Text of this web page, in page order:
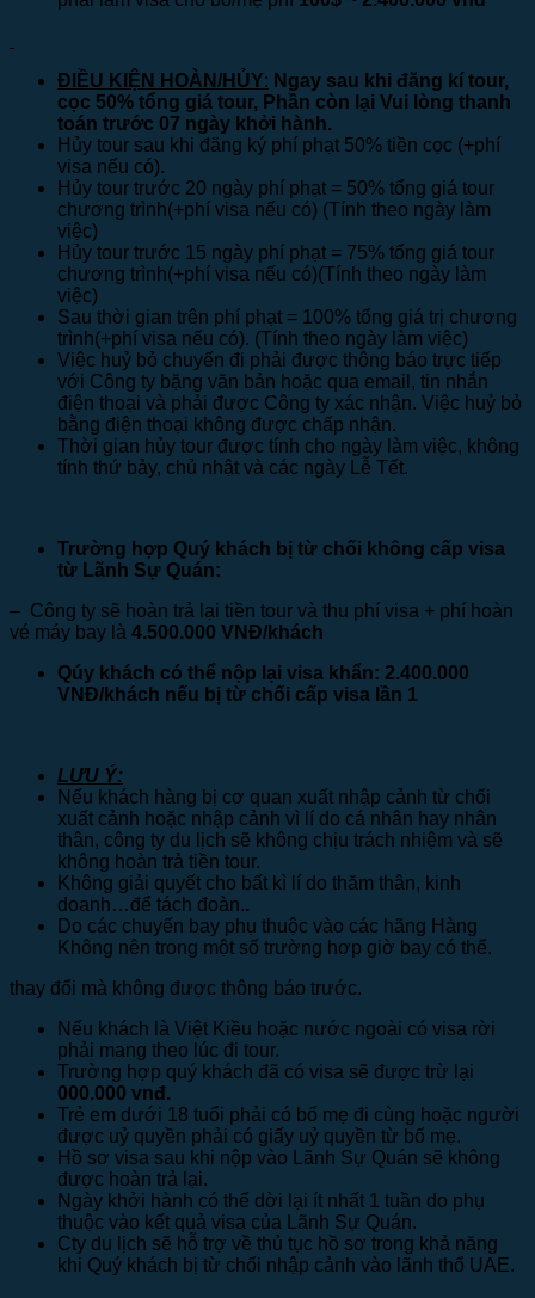
ĐIỀU KIỆN HOÀN/HỦY: Ngay sau khi đăng kí tour,
cọc 50% tổng giá tour, Phần còn lại Vui lòng thanh
toán trước 07 ngày khởi hành.
Hủy tour sau khi đăng ký phí phạt 50% tiền cọc (+phí
visa nếu có).
Hủy tour trước 20 ngày phí phạt = 50% tổng giá tour
chương trình(+phí visa nếu có) (Tính theo ngày làm
việc)
Hủy tour trước 15 ngày phí phạt = 75% tổng giá tour
chương trình(+phí visa nếu có)(Tính theo ngày làm
việc)
Sau thời gian trên phí phạt = 100% tổng giá trị chương
trình(+phí visa nếu có). (Tính theo ngày làm việc)
Việc huỷ bỏ chuyến đi phải được thông báo trực tiếp
với Công ty bặng văn bản hoặc qua email, tin nhắn
điện thoại và phải được Công ty xác nhận. Việc huỷ bỏ
bằng điện thoại không được chấp nhận.
Thời gian hủy tour được tính cho ngày làm việc, không
tính thứ bảy, chủ nhật và các ngày Lễ Tết.
Trường hợp Quý khách bị từ chối không cấp visa
từ Lãnh Sự Quán:
– Công ty sẽ hoàn trả lại tiền tour và thu phí visa + phí hoàn
vé máy bay là 4.500.000 VNĐ/khách
Qúy khách có thể nộp lại visa khẩn: 2.400.000
VNĐ/khách nếu bị từ chối cấp visa lần 1
LƯU Ý:
Nếu khách hàng bị cơ quan xuất nhập cảnh từ chối
xuất cảnh hoặc nhập cảnh vì lí do cá nhân hay nhân
thân, công ty du lịch sẽ không chịu trách nhiệm và sẽ
không hoàn trả tiền tour.
Không giải quyết cho bất kì lí do thăm thân, kinh
doanh…để tách đoàn..
Do các chuyến bay phụ thuộc vào các hãng Hàng
Không nên trong một số trường hợp giờ bay có thể.
thay đổi mà không được thông báo trước.
Nếu khách là Việt Kiều hoặc nước ngoài có visa rời
phải mang theo lúc đi tour.
Trường hợp quý khách đã có visa sẽ được trừ lại
000.000 vnđ.
Trẻ em dưới 18 tuổi phải có bố mẹ đi cùng hoặc người
được uỷ quyền phải có giấy uỷ quyền từ bố mẹ.
Hồ sơ visa sau khi nộp vào Lãnh Sự Quán sẽ không
được hoàn trả lại.
Ngày khởi hành có thể dời lại ít nhất 1 tuần do phụ
thuộc vào kết quả visa của Lãnh Sự Quán.
Cty du lịch sẽ hỗ trợ về thủ tục hồ sơ trong khả năng
khi Quý khách bị từ chối nhập cảnh vào lãnh thổ UAE.